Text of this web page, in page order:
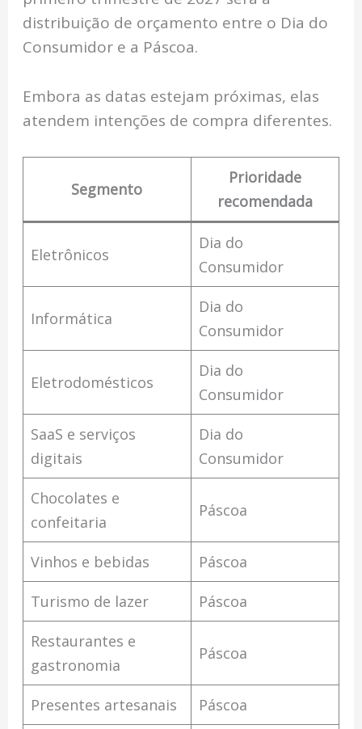
distribuição de orçamento entre o Dia do
Consumidor e a Páscoa.
Embora as datas estejam próximas, elas
atendem intenções de compra diferentes.
Segmento
Prioridade
recomendada
Eletrônicos
Dia do
Consumidor
Informática
Dia do
Consumidor
Eletrodomésticos
Dia do
Consumidor
SaaS e serviços
digitais
Dia do
Consumidor
Chocolates e
confeitaria
Páscoa
Vinhos e bebidas Páscoa
Turismo de lazer Páscoa
Restaurantes e
gastronomia
Páscoa
Presentes artesanais Páscoa